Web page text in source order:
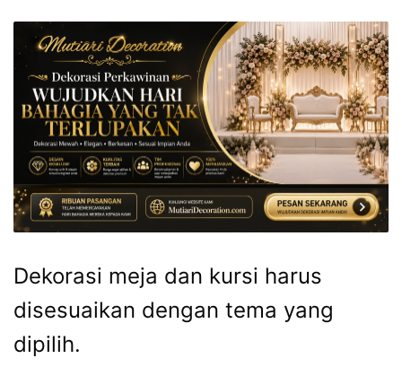
Dekorasi meja dan kursi harus
disesuaikan dengan tema yang
dipilih.